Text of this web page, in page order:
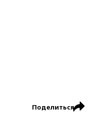
Поделиться